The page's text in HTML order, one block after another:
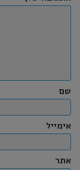
שם
אימייל
אתר